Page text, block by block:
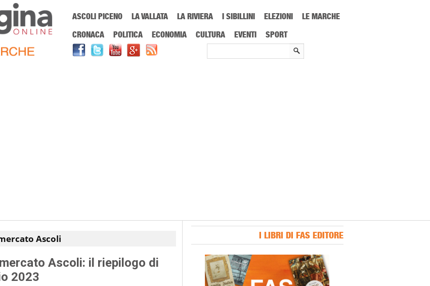
ASCOLI PICENO LA VALLATA LA RIVIERA I SIBILLINI ELEZIONI
LE MARCHE
CRONACA
POLITICA ECONOMIA CULTURA EVENTI SPORT
Ascoli
Ascoli: il riepilogo di
2023
I LIBRI DI FAS EDITORE